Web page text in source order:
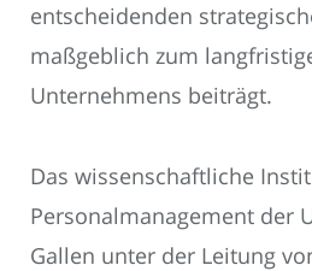
entscheidenden
maßgeblich zum
Unternehmens beiträgt.
Das wissenschaftliche
Personalmanagement der
Gallen unter der Leitung